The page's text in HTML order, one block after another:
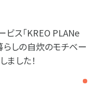
ビス「KREO PLANe
らしの自炊のモチベー
ました！